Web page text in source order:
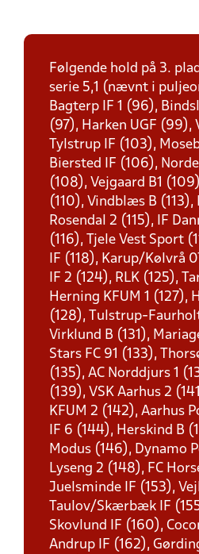
Følgende hold på 3.
serie 5,1 (nævnt i
Bagterp IF 1 (96),
(97), Harken UGF (99),
Tylstrup IF (103),
Biersted IF (106),
(108), Vejgaard B1
(110), Vindblæs B (113),
Rosendal 2 (115), IF
(116), Tjele Vest Sport
IF (118), Karup/Kølvrå
IF 2 (124), RLK (125),
Herning KFUM 1 (127),
(128), Tulstrup-
Virklund B (131),
Stars FC 91 (133),
(135), AC Norddjurs 1
(139), VSK Aarhus 2
KFUM 2 (142), Aarhus
IF 6 (144), Herskind B
Modus (146), Dynamo
Lyseng 2 (148), FC
Juelsminde IF (153),
Taulov/Skærbæk IF
Skovlund IF (160),
Andrup IF (162),